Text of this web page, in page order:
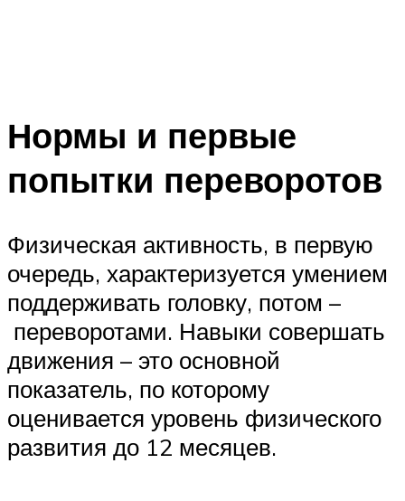
Нормы и первые
попытки переворотов
Физическая активность, в первую
очередь, характеризуется умением
поддерживать головку, потом –
переворотами. Навыки совершать
движения – это основной
показатель, по которому
оценивается уровень физического
развития до 12 месяцев.